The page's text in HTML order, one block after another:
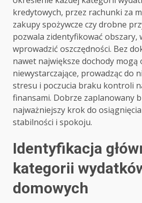
kredytowych, przez rachunki za
zakupy spożywcze czy drobne
pozwala zidentyfikować obszary,
wprowadzić oszczędności. Bez
nawet największe dochody mogą
niewystarczające, prowadząc do
stresu i poczucia braku kontroli
finansami. Dobrze zaplanowany
najważniejszy krok do
stabilności i spokoju.
Identyfikacja
kategorii
domowych